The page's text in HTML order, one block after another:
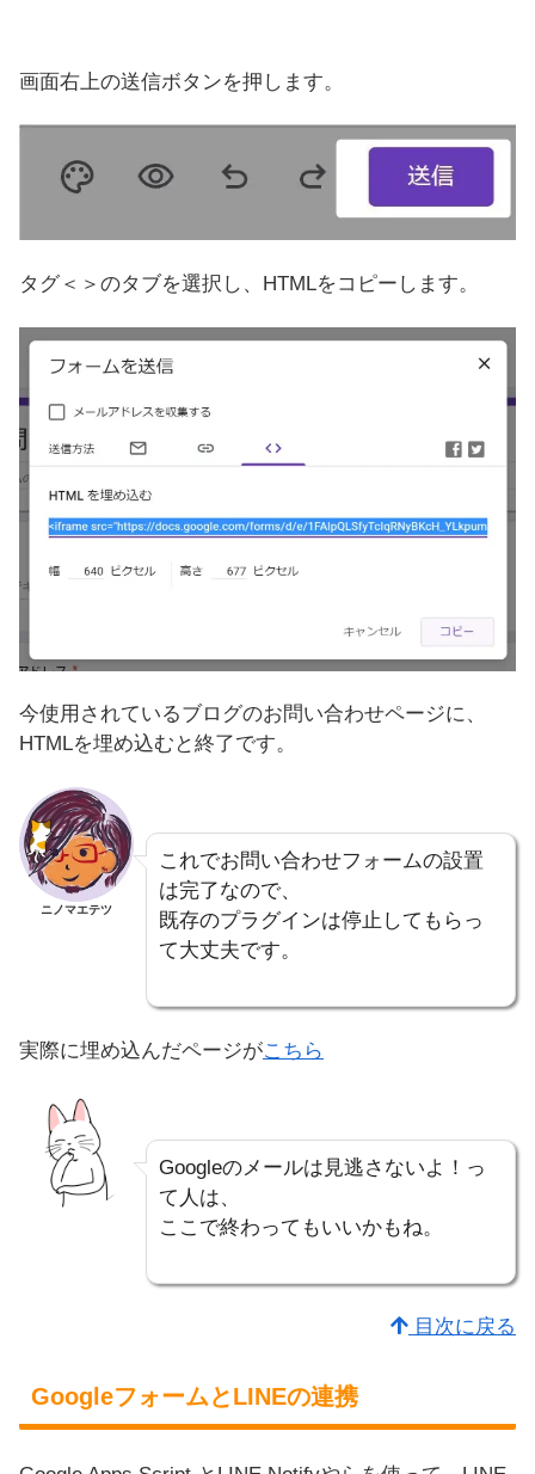
画面右上の送信ボタンを押します。
タグ＜＞のタブを選択し、HTMLをコピーします。
今使用されているブログのお問い合わせページに、
HTMLを埋め込むと終了です。
ニノマエテツ
これでお問い合わせフォームの設置
は完了なので、
既存のプラグインは停止してもらっ
て大丈夫です。
実際に埋め込んだページがこちら
Googleのメールは見逃さないよ！っ
て人は、
ここで終わってもいいかもね。
目次に戻る
GoogleフォームとLINEの連携